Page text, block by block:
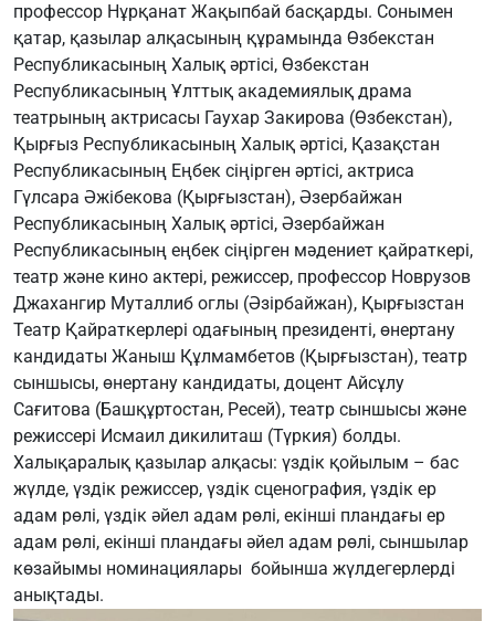
профессор Нұрқанат Жақыпбай басқарды. Сонымен
қатар, қазылар алқасының құрамында Өзбекстан
Республикасының Халық әртісі, Өзбекстан
Республикасының Ұлттық академиялық драма
театрының актрисасы Гаухар Закирова (Өзбекстан),
Қырғыз Республикасының Халық әртісі, Қазақстан
Республикасының Еңбек сіңірген әртісі, актриса
Гүлсара Әжібекова (Қырғызстан), Әзербайжан
Республикасының Халық әртісі, Әзербайжан
Республикасының еңбек сіңірген мәдениет қайраткері,
театр және кино актері, режиссер, профессор Новрузов
Джахангир Муталлиб оглы (Әзірбайжан), Қырғызстан
Театр Қайраткерлері одағының президенті, өнертану
кандидаты Жаныш Құлмамбетов (Қырғызстан), театр
сыншысы, өнертану кандидаты, доцент Айсұлу
Сағитова (Башқұртостан, Ресей), театр сыншысы және
режиссері Исмаил дикилиташ (Түркия) болды.
Халықаралық қазылар алқасы: үздік қойылым – бас
жүлде, үздік режиссер, үздік сценография, үздік ер
адам рөлі, үздік әйел адам рөлі, екінші пландағы ер
адам рөлі, екінші пландағы әйел адам рөлі, сыншылар
көзайымы номинациялары бойынша жүлдегерлерді
анықтады.